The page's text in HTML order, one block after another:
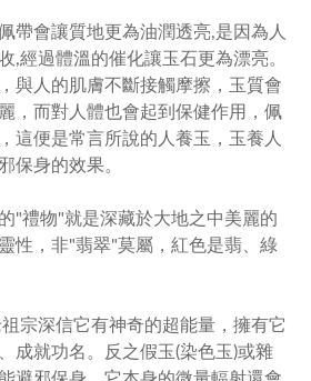
帶會讓質地更為油潤透亮,是因為人
,經過體溫的催化讓玉石更為漂亮。
與人的肌膚不斷接觸摩擦，玉質會
，而對人體也會起到保健作用，佩
這便是常言所說的人養玉，玉養人
保身的效果。
"禮物"就是深藏於大地之中美麗的
性，非"翡翠"莫屬，紅色是翡、綠
宗深信它有神奇的超能量，擁有它
成就功名。反之假玉(染色玉)或雜